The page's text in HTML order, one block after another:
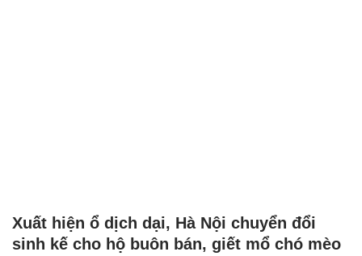
Xuất hiện ổ dịch dại, Hà Nội chuyển đổi
sinh kế cho hộ buôn bán, giết mổ chó mèo